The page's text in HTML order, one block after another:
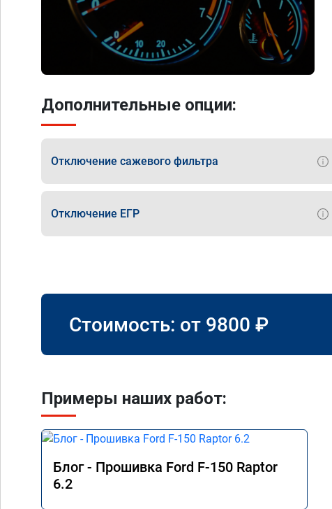
Дополнительные опции:
Отключение сажевого фильтра
Отключение ЕГР
Стоимость: от 9800 ₽
Примеры наших работ:
Блог - Прошивка Ford F-150 Raptor
6.2